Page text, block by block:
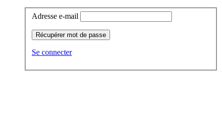
Adresse e-mail
Récupérer mot de passe
Se connecter